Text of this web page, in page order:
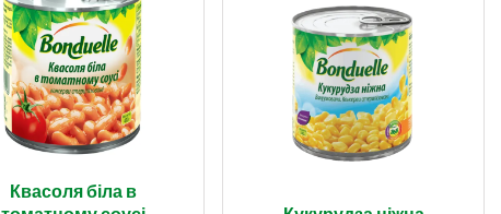
Квасоля біла в